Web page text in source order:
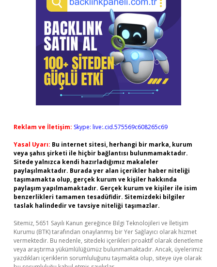
Reklam ve İletişim: Skype: live:.cid.575569c608265c69
Yasal Uyarı: Bu internet sitesi, herhangi bir marka, kurum
veya şahıs şirketi ile hiçbir bağlantısı bulunmamaktadır.
Sitede yalnızca kendi hazırladığımız makaleler
paylaşılmaktadır. Burada yer alan içerikler haber niteliği
taşımamakta olup, gerçek kurum ve kişiler hakkında
paylaşım yapılmamaktadır. Gerçek kurum ve kişiler ile isim
benzerlikleri tamamen tesadüfidir. Sitemizdeki bilgiler
taslak halindedir ve tavsiye niteliği taşımazlar.
Sitemiz, 5651 Sayılı Kanun gereğince Bilgi Teknolojileri ve İletişim
Kurumu (BTK) tarafından onaylanmış bir Yer Sağlayıcı olarak hizmet
vermektedir. Bu nedenle, sitedeki içerikleri proaktif olarak denetleme
veya araştırma yükümlülüğümüz bulunmamaktadır. Ancak, üyelerimiz
yazdıkları içeriklerin sorumluluğunu taşımakta olup, siteye üye olarak